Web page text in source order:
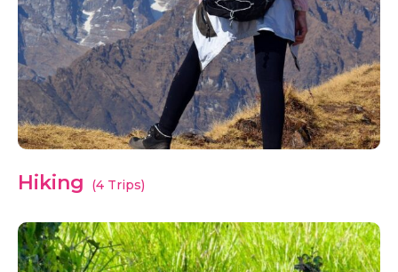
Hiking (4 Trips)